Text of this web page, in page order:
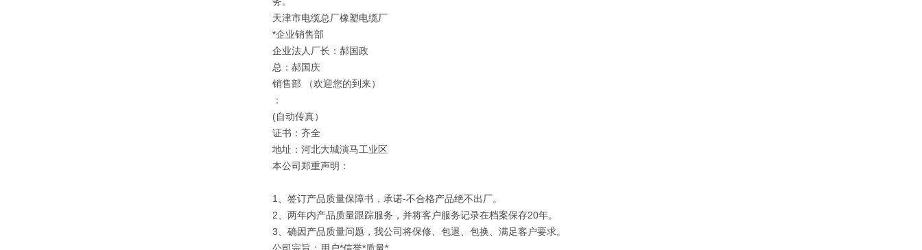
天津市电缆总厂橡塑电缆厂
*企业销售部
企业法人厂长：郝国政
总：郝国庆
销售部 （欢迎您的到来）
：
(自动传真）
证书：齐全
地址：河北大城演马工业区
本公司郑重声明：
1、签订产品质量保障书，承诺-不合格产品绝不出厂。
2、两年内产品质量跟踪服务，并将客户服务记录在档案保存20年。
3、确因产品质量问题，我公司将保修、包退、包换、满足客户要求。